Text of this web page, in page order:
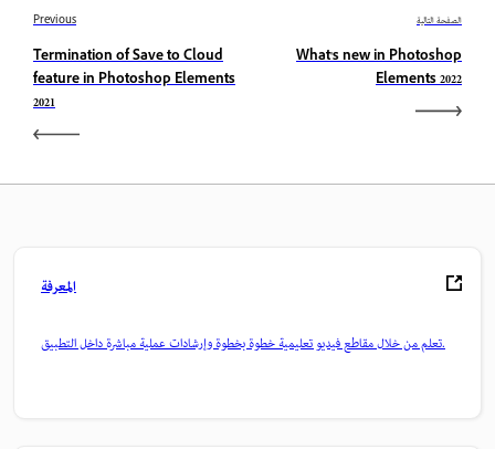
Previous
Termination of Save to Cloud
feature in Photoshop Elements
2021
الصفحة التالية
What's new in Photoshop
Elements 2022
المعرفة
تعلم من خلال مقاطع فيديو تعليمية خطوة بخطوة وإرشادات عملية مباشرة داخل التطبيق.